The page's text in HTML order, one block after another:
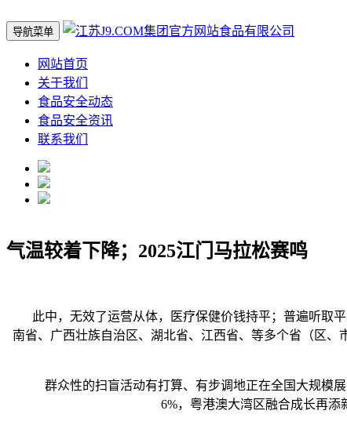
导航菜单
网站首页
关于我们
食品安全动态
食品安全资讯
联系我们
气温较着下降；2025江门马拉松赛鸣
此中，无效了运营从体，医疗保健价钱持平；普遍听取平
南省、广西壮族自治区、湖北省、江西省、等多个省（区
群众性的扫盲活动有打算、有步调地正在全国大规模展
6%，粤港澳大湾区融合成长再添